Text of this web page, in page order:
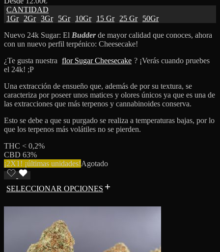
CANTIDAD
1Gr 2Gr 3Gr 5Gr 10Gr 15 Gr 25 Gr
50Gr
Nuevo 24k Sugar: El Budderde mayor calidad que conoces, ahora
con un nuevo perfil terpénico: Cheesecake!
¿Te gusta nuestra flor Sugar Cheesecake ? ¡Verás cuando pruebes
el 24k! ;P
Una extracción de ensueño que, además de por su textura, se
caracteriza por poseer unos matices y olores únicos ya que es una de
las extracciones que más terpenos y cannabinoides conserva.
Esto se debe a que su purgado se realiza a temperaturas bajas, por lo
que los terpenos más volátiles no se pierden.
THC < 0,2%
CBD 63%
¡2X1! ¡últimas unidades!Agotado
SELECCIONAR OPCIONES